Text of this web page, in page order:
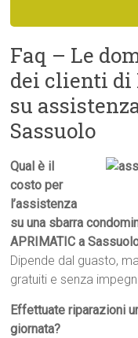
Faq – Le
dei clienti di
su
Sassuolo
Qual è il
costo per
l’assistenza
su una sbarra
APRIMATIC a
Dipende dal guasto,
gratuiti e senza
Effettuate riparazioni
giornata?